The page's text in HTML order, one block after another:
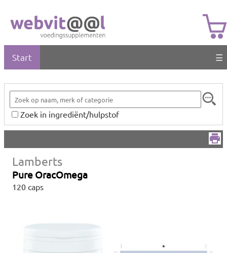
Start ☰
Zoek in ingrediënt/hulpstof
Lamberts
Pure OracOmega
120 caps